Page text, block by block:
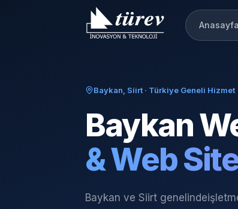
Anasayfa
Baykan, Siirt · Türkiye Geneli Hizmet
Baykan
& Web
Baykan ve Siirt genelinde